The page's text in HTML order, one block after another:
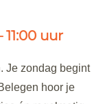
uur
Je zondag begint
hoor je